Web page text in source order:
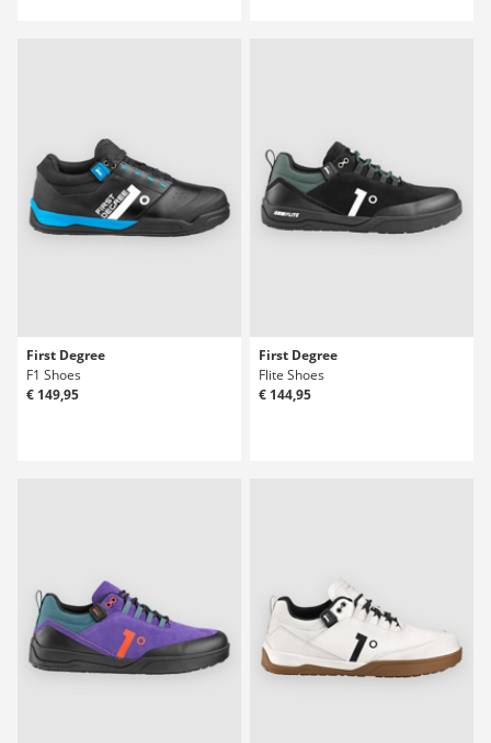
First Degree
F1 Shoes
€ 149,95
First Degree
Flite Shoes
€ 144,95